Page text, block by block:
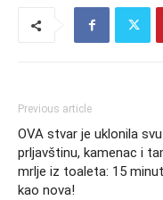
Previous article
OVA stvar je uklonila svu
prljavštinu, kamenac i
mrlje iz toaleta: 15
kao nova!